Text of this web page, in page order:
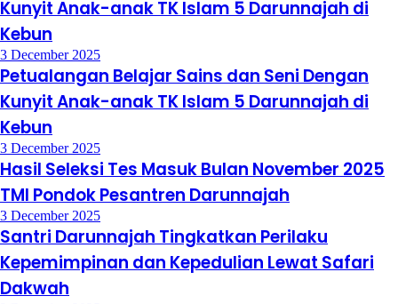
Kunyit Anak-anak TK Islam 5 Darunnajah di
Kebun
3 December 2025
Petualangan Belajar Sains dan Seni Dengan
Kunyit Anak-anak TK Islam 5 Darunnajah di
Kebun
3 December 2025
Hasil Seleksi Tes Masuk Bulan November 2025
TMI Pondok Pesantren Darunnajah
3 December 2025
Santri Darunnajah Tingkatkan Perilaku
Kepemimpinan dan Kepedulian Lewat Safari
Dakwah